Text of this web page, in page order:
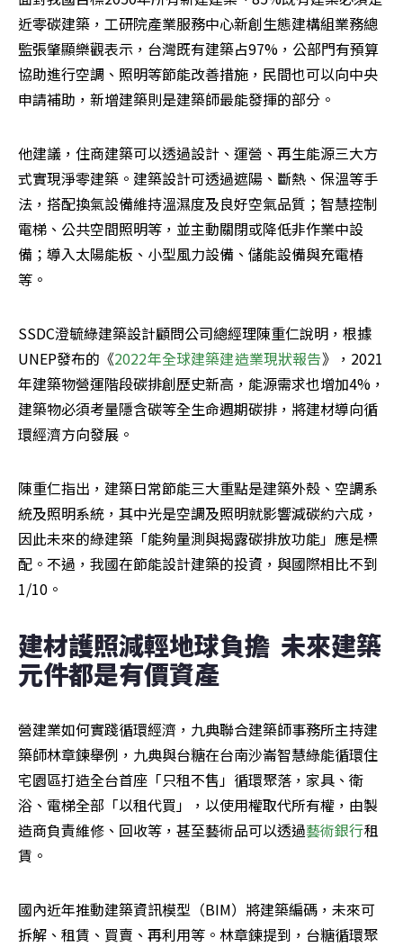
近零碳建築，工研院產業服務中心新創生態建構組業務總
監張肇顯樂觀表示，台灣既有建築占97%，公部門有預算
協助進行空調、照明等節能改善措施，民間也可以向中央
申請補助，新增建築則是建築師最能發揮的部分。
他建議，住商建築可以透過設計、運營、再生能源三大方
式實現淨零建築。建築設計可透過遮陽、斷熱、保溫等手
法，搭配換氣設備維持溫濕度及良好空氣品質；智慧控制
電梯、公共空間照明等，並主動關閉或降低非作業中設
備；導入太陽能板、小型風力設備、儲能設備與充電樁
等。
SSDC澄毓綠建築設計顧問公司總經理陳重仁說明，根據
UNEP發布的《2022年全球建築建造業現狀報告》，2021
年建築物營運階段碳排創歷史新高，能源需求也增加4%，
建築物必須考量隱含碳等全生命週期碳排，將建材導向循
環經濟方向發展。
陳重仁指出，建築日常節能三大重點是建築外殼、空調系
統及照明系統，其中光是空調及照明就影響減碳約六成，
因此未來的綠建築「能夠量測與揭露碳排放功能」應是標
配。不過，我國在節能設計建築的投資，與國際相比不到
1/10。
建材護照減輕地球負擔  未來建築
元件都是有價資產
營建業如何實踐循環經濟，九典聯合建築師事務所主持建
築師林章鍊舉例，九典與台糖在台南沙崙智慧綠能循環住
宅園區打造全台首座「只租不售」循環聚落，家具、衛
浴、電梯全部「以租代買」，以使用權取代所有權，由製
造商負責維修、回收等，甚至藝術品可以透過藝術銀行租
賃。
國內近年推動建築資訊模型（BIM）將建築編碼，未來可
拆解、租賃、買賣、再利用等。林章鍊提到，台糖循環聚